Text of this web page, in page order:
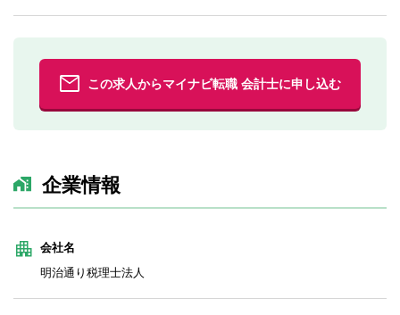
この求人からマイナビ転職 会計士に申し込む
企業情報
会社名
明治通り税理士法人